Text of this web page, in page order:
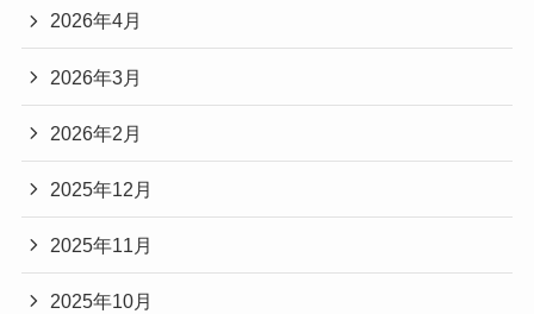
2026年4月
2026年3月
2026年2月
2025年12月
2025年11月
2025年10月